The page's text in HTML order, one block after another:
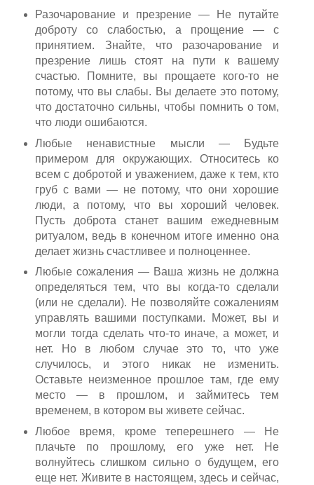
Разочарование и презрение — Не путайте
доброту со слабостью, а прощение — с
принятием. Знайте, что разочарование и
презрение лишь стоят на пути к вашему
счастью. Помните, вы прощаете кого-то не
потому, что вы слабы. Вы делаете это потому,
что достаточно сильны, чтобы помнить о том,
что люди ошибаются.
Любые ненавистные мысли — Будьте
примером для окружающих. Относитесь ко
всем с добротой и уважением, даже к тем, кто
груб с вами — не потому, что они хорошие
люди, а потому, что вы хороший человек.
Пусть доброта станет вашим ежедневным
ритуалом, ведь в конечном итоге именно она
делает жизнь счастливее и полноценнее.
Любые сожаления — Ваша жизнь не должна
определяться тем, что вы когда-то сделали
(или не сделали). Не позволяйте сожалениям
управлять вашими поступками. Может, вы и
могли тогда сделать что-то иначе, а может, и
нет. Но в любом случае это то, что уже
случилось, и этого никак не изменить.
Оставьте неизменное прошлое там, где ему
место — в прошлом, и займитесь тем
временем, в котором вы живете сейчас.
Любое время, кроме теперешнего — Не
плачьте по прошлому, его уже нет. Не
волнуйтесь слишком сильно о будущем, его
еще нет. Живите в настоящем, здесь и сейчас,